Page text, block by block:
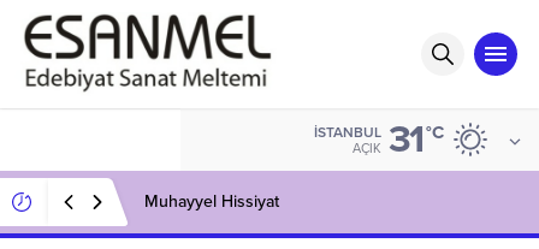
İSTANBUL
AÇIK 31°C
Muhayyel Hissiyat